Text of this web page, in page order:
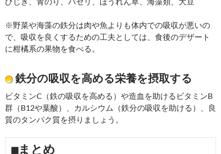
※野菜や海藻の鉄分は肉や魚よりも体内での吸収が悪いの
で、吸収を良くするための工夫としては、食後のデザート
に柑橘系の果物を食べる。
鉄分の吸収を高める栄養を摂取する
ビタミンC（鉄の吸収を高める）や造血を助けるビタミンB
群（B12や葉酸）、カルシウム（鉄分の吸収を助ける）、良
質のタンパク質を摂りましょう。
■まとめ